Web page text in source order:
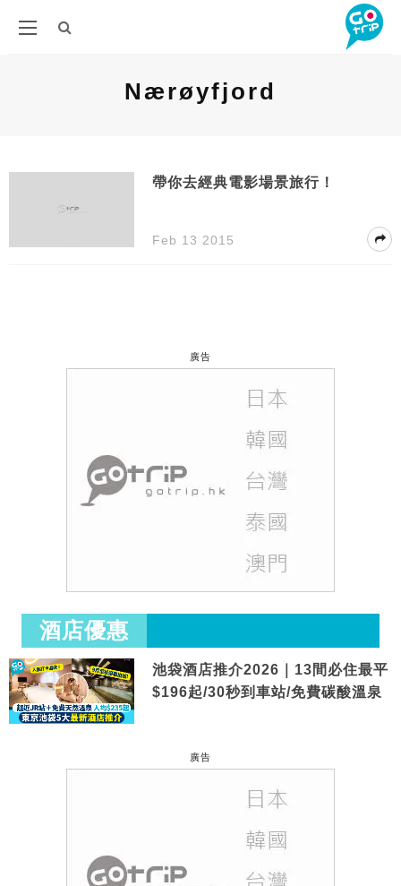
Nærøyfjord
帶你去經典電影場景旅行！
Feb 13 2015
廣告
酒店優惠
池袋酒店推介2026｜13間必住最平
$196起/30秒到車站/免費碳酸溫泉
廣告